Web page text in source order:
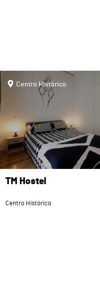
pageCentro Histórico
TM Hostel
Centro Histórico